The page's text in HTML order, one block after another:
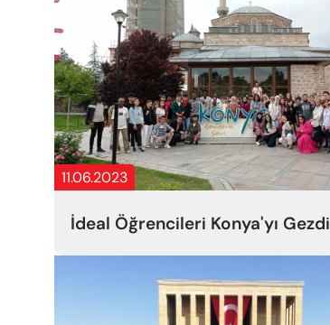
11.06.2023
İdeal Öğrencileri Konya'yı Gezdi